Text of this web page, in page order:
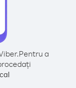
Pentru a